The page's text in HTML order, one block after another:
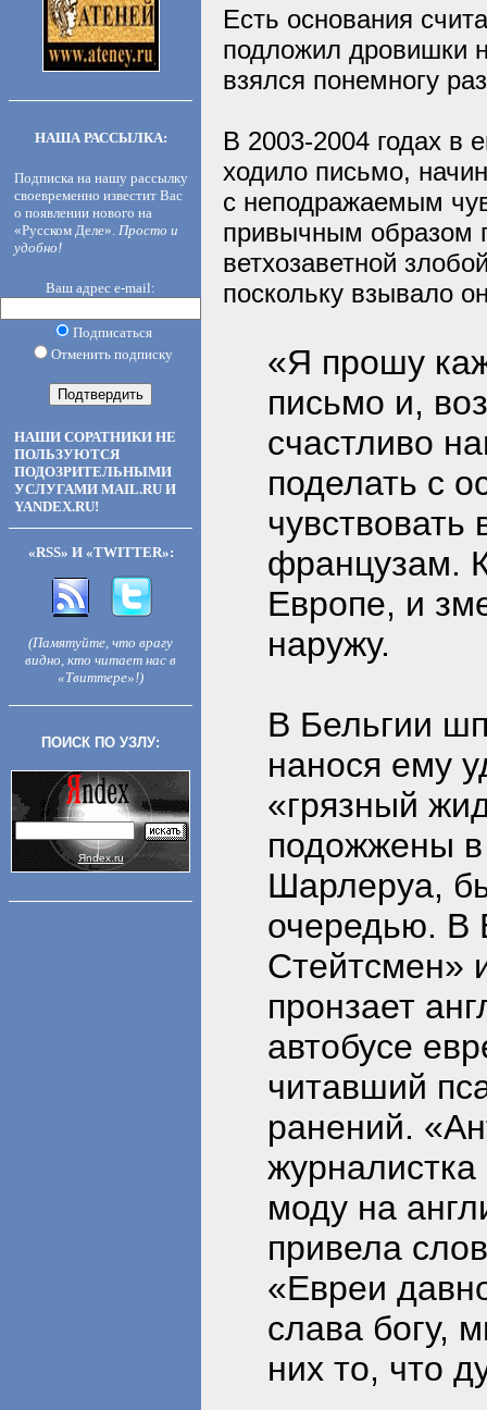
НАША РАССЫЛКА:
Подписка на нашу рассылку
своевременно известит Вас
о появлении нового на
«Русском Деле». Просто и
удобно!
Ваш адрес e-mail:
Подписаться
Отменить подписку
НАШИ СОРАТНИКИ НЕ
ПОЛЬЗУЮТСЯ
ПОДОЗРИТЕЛЬНЫМИ
УСЛУГАМИ MAIL.RU И
YANDEX.RU!
«RSS» И «TWITTER»:
(Памятуйте, что врагу
видно, кто читает нас в
«Твиттере»!)
ПОИСК ПО УЗЛУ:
Яndex.ru
Есть основания
подложил дровишки
взялся понемногу
В 2003-2004 годах в
ходило письмо,
с неподражаемым
привычным образом
ветхозаветной
поскольку взывало
«Я прошу
письмо и,
счастливо
поделать с
французам.
Европе, и
наружу.
В Бельгии
нанося ему
«грязный
подожжены
Шарлеруа,
очередью. В
Стейтсмен»
пронзает
автобусе
читавший
ранений.
моду на
привела
«Евреи
слава богу,
них то, что